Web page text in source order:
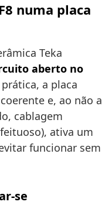
numa placa
Teka
aberto no
a placa
e, ao não a
cablagem
ativa um
funcionar sem
se